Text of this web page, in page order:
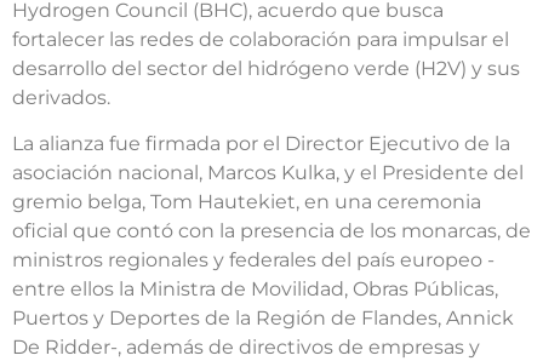
Hydrogen Council (BHC), acuerdo que busca
fortalecer las redes de colaboración para impulsar el
desarrollo del sector del hidrógeno verde (H2V) y sus
derivados.
La alianza fue firmada por el Director Ejecutivo de la
asociación nacional, Marcos Kulka, y el Presidente del
gremio belga, Tom Hautekiet, en una ceremonia
oficial que contó con la presencia de los monarcas, de
ministros regionales y federales del país europeo -
entre ellos la Ministra de Movilidad, Obras Públicas,
Puertos y Deportes de la Región de Flandes, Annick
De Ridder-, además de directivos de empresas y